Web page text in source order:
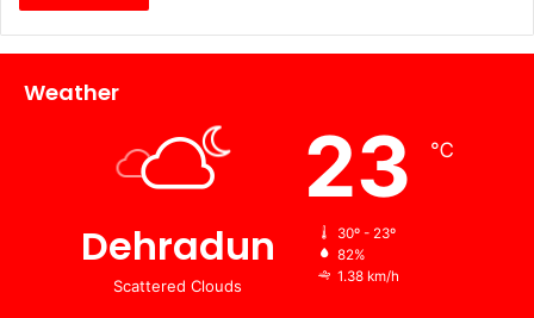
Weather
Dehradun
Scattered Clouds
23 ℃
30º - 23º
82%
1.38 km/h